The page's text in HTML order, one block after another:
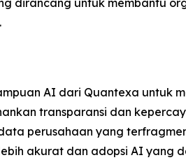
AI dari Quantexa untuk
transparansi dan
perusahaan yang
akurat dan adopsi AI